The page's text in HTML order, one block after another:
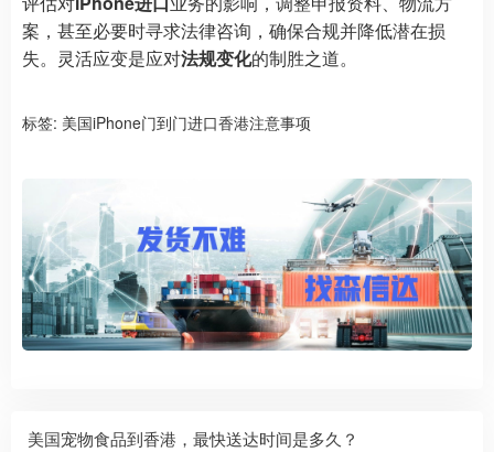
案，甚至必要时寻求法律咨询，确保合规并降低潜在损
失。灵活应变是应对法规变化的制胜之道。
标签: 美国iPhone门到门进口香港注意事项
美国宠物食品到香港，最快送达时间是多久？